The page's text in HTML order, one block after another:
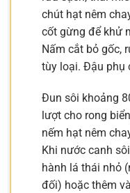
chút hạt nêm
cốt gừng để khử
Nấm cắt bỏ gốc,
tùy loại. Đậu phụ
Đun sôi khoảng
lượt cho rong
nếm hạt nêm
Khi nước canh
hành lá thái nhỏ
đối) hoặc thêm